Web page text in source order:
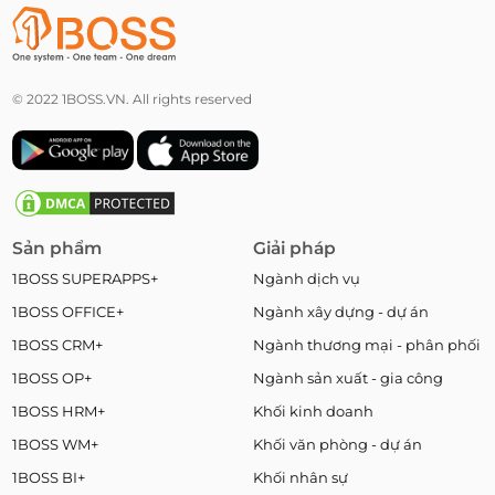
© 2022 1BOSS.VN. All rights reserved
Sản phẩm
1BOSS SUPERAPPS+
1BOSS OFFICE+
1BOSS CRM+
1BOSS OP+
1BOSS HRM+
1BOSS WM+
1BOSS BI+
Giải pháp
Ngành dịch vụ
Ngành xây dựng - dự án
Ngành thương mại - phân phối
Ngành sản xuất - gia công
Khối kinh doanh
Khối văn phòng - dự án
Khối nhân sự